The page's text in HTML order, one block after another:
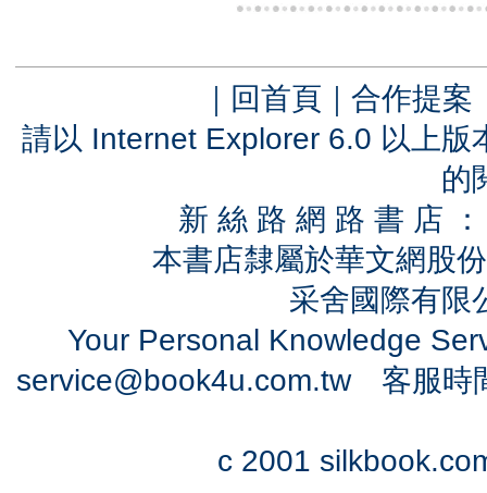
｜ 回首頁 ｜ 合作提案
請以 Internet Explorer 6.0 以上
的
新 絲 路 網 路 書 店
本書店隸屬於華文網股
采舍國際有
Your Personal Knowledge
service@book4u.com.tw客服時
c 2001